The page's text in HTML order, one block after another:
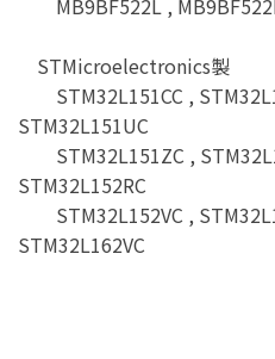
STMicroelectronics製
STM32L151CC ,
STM32L151UC
STM32L151ZC ,
STM32L152RC
STM32L152VC ,
STM32L162VC